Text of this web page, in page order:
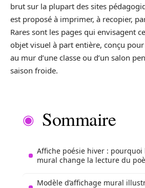
brut sur la plupart des sites
est proposé à imprimer, à recopier,
Rares sont les pages qui envisagent
objet visuel à part entière, conçu
au mur d’une classe ou d’un salon
saison froide.
Sommaire
Affiche poésie hiver :
mural change la lecture du
Modèle d’affichage mural